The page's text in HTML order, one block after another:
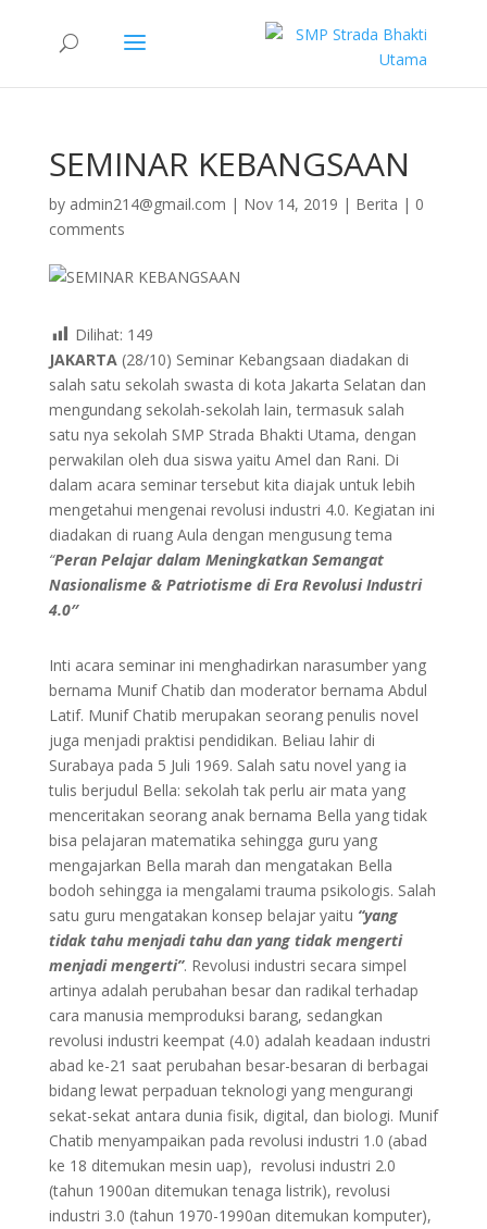
SEMINAR KEBANGSAAN
by admin214@gmail.com | Nov 14, 2019 | Berita | 0
comments
Dilihat: 149
JAKARTA(28/10) Seminar Kebangsaan diadakan di
salah satu sekolah swasta di kota Jakarta Selatan dan
mengundang sekolah-sekolah lain, termasuk salah
satu nya sekolah SMP Strada Bhakti Utama, dengan
perwakilan oleh dua siswa yaitu Amel dan Rani. Di
dalam acara seminar tersebut kita diajak untuk lebih
mengetahui mengenai revolusi industri 4.0. Kegiatan ini
diadakan di ruang Aula dengan mengusung tema
“Peran Pelajar dalam Meningkatkan Semangat
Nasionalisme & Patriotisme di Era Revolusi Industri
4.0″
Inti acara seminar ini menghadirkan narasumber yang
bernama Munif Chatib dan moderator bernama Abdul
Latif. Munif Chatib merupakan seorang penulis novel
juga menjadi praktisi pendidikan. Beliau lahir di
Surabaya pada 5 Juli 1969. Salah satu novel yang ia
tulis berjudul Bella: sekolah tak perlu air mata yang
menceritakan seorang anak bernama Bella yang tidak
bisa pelajaran matematika sehingga guru yang
mengajarkan Bella marah dan mengatakan Bella
bodoh sehingga ia mengalami trauma psikologis. Salah
satu guru mengatakan konsep belajar yaitu “yang
tidak tahu menjadi tahu dan yang tidak mengerti
menjadi mengerti”. Revolusi industri secara simpel
artinya adalah perubahan besar dan radikal terhadap
cara manusia memproduksi barang, sedangkan
revolusi industri keempat (4.0) adalah keadaan industri
abad ke-21 saat perubahan besar-besaran di berbagai
bidang lewat perpaduan teknologi yang mengurangi
sekat-sekat antara dunia fisik, digital, dan biologi. Munif
Chatib menyampaikan pada revolusi industri 1.0 (abad
ke 18 ditemukan mesin uap), revolusi industri 2.0
(tahun 1900an ditemukan tenaga listrik), revolusi
industri 3.0 (tahun 1970-1990an ditemukan komputer),